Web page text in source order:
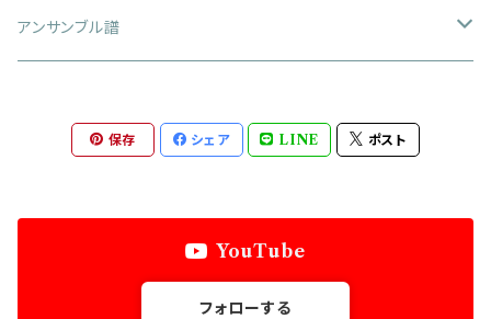
大編成
オリジナル作品
アレンジ作品
オリジナル作品
アレンジ作品
アンサンブル譜
金管五重奏
金管六重奏
保存 シェア LINE ポスト
YouTube
フォローする